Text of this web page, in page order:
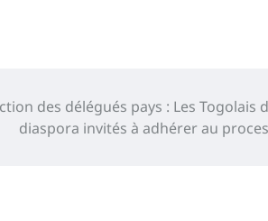
des délégués pays : Les Togolais
diaspora invités à adhérer au